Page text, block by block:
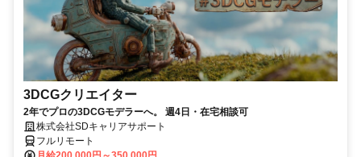
3DCGクリエイター
2年でプロの3DCGモデラーへ。 週4日・在宅相談可
株式会社SDキャリアサポート
フルリモート